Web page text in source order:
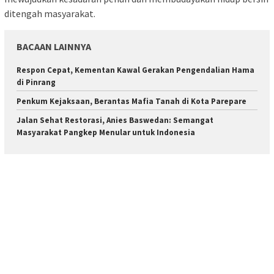
ditengah masyarakat.
BACAAN LAINNYA
Respon Cepat, Kementan Kawal Gerakan Pengendalian Hama
di Pinrang
Penkum Kejaksaan, Berantas Mafia Tanah di Kota Parepare
Jalan Sehat Restorasi, Anies Baswedan: Semangat
Masyarakat Pangkep Menular untuk Indonesia